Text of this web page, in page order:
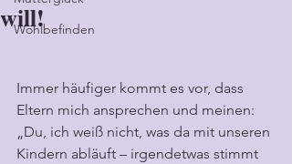
Wohlbefinden
will!
Immer häufiger kommt es vor, dass
Eltern mich ansprechen und meinen:
„Du, ich weiß nicht, was da mit unseren
Kindern abläuft – irgendetwas stimmt